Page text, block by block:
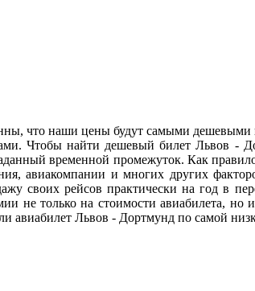
что наши цены будут самыми дешевыми
Чтобы найти дешевый билет Львов -
временной промежуток. Как
авиакомпании и многих других
своих рейсов практически на год в
не только на стоимости авиабилета, но
авиабилет Львов - Дортмунд по самой